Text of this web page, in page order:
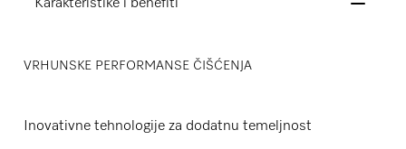
Karakteristike i benefiti
VRHUNSKE PERFORMANSE ČIŠĆENJA
Inovativne tehnologije za dodatnu temeljnost